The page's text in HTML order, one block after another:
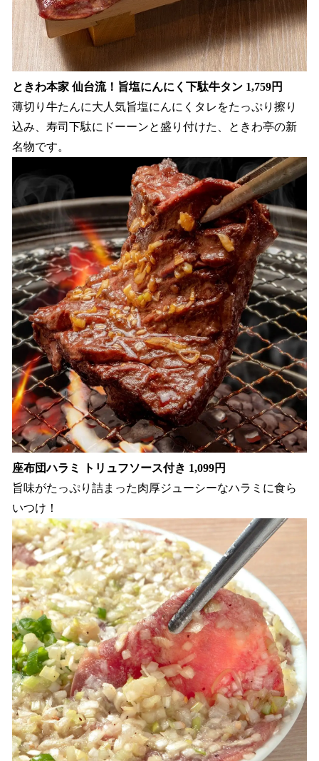
ときわ本家 仙台流！旨塩にんにく下駄牛タン 1,759円
薄切り牛たんに大人気旨塩にんにくタレをたっぷり擦り
込み、寿司下駄にドーーンと盛り付けた、ときわ亭の新
名物です。
座布団ハラミ トリュフソース付き 1,099円
旨味がたっぷり詰まった肉厚ジューシーなハラミに食ら
いつけ！